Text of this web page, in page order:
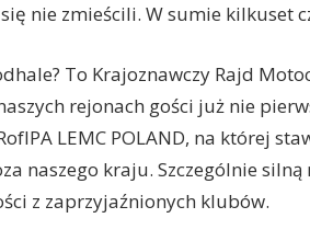
nie zmieścili. W sumie kilkuset
To Krajoznawczy Rajd
rejonach gości już nie
LEMC POLAND, na której
naszego kraju. Szczególnie
z zaprzyjaźnionych klubów.